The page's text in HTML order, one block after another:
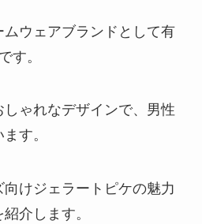
ウェアブランドとして有
す。
ゃれなデザインで、男性
す。
けジェラートピケの魅力
介します。